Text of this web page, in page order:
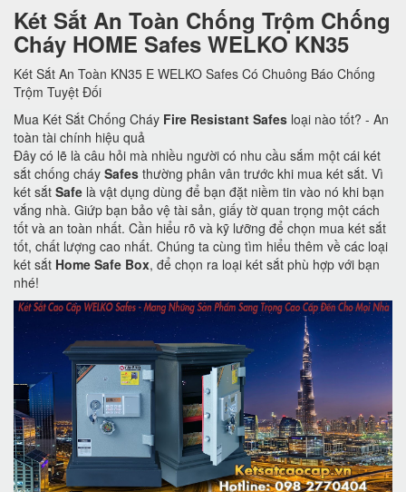
Két Sắt An Toàn Chống Trộm Chống
Cháy HOME Safes WELKO KN35
Két Sắt An Toàn KN35 E WELKO Safes Có Chuông Báo Chống
Trộm Tuyệt Đối
Mua Két Sắt Chống Cháy Fire Resistant Safes loại nào tốt? - An
toàn tài chính hiệu quả
Đây có lẽ là câu hỏi mà nhiều người có nhu cầu sắm một cái két
sắt chống cháy Safes thường phân vân trước khi mua két sắt. Vì
két sắt Safe là vật dụng dùng để bạn đặt niềm tin vào nó khi bạn
vắng nhà. Giứp bạn bảo vệ tài sản, giấy tờ quan trọng một cách
tốt và an toàn nhất. Cần hiểu rõ và kỹ lưỡng để chọn mua két sắt
tốt, chất lượng cao nhất. Chúng ta cùng tìm hiểu thêm về các loại
két sắt Home Safe Box, để chọn ra loại két sắt phù hợp với bạn
nhé!